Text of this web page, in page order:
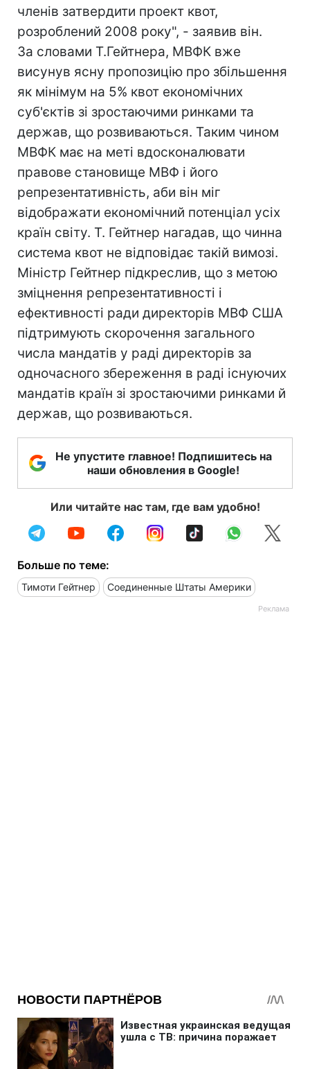
членів затвердити проект квот,
розроблений 2008 року", - заявив він.
За словами Т.Гейтнера, МВФК вже
висунув ясну пропозицію про збільшення
як мінімум на 5% квот економічних
суб'єктів зі зростаючими ринками та
держав, що розвиваються. Таким чином
МВФК має на меті вдосконалювати
правове становище МВФ і його
репрезентативність, аби він міг
відображати економічний потенціал усіх
країн світу. Т. Гейтнер нагадав, що чинна
система квот не відповідає такій вимозі.
Міністр Гейтнер підкреслив, що з метою
зміцнення репрезентативності і
ефективності ради директорів МВФ США
підтримують скорочення загального
числа мандатів у раді директорів за
одночасного збереження в раді існуючих
мандатів країн зі зростаючими ринками й
держав, що розвиваються.
Не упустите главное! Подпишитесь на
наши обновления в Google!
Или читайте нас там, где вам удобно!
Больше по теме:
Тимоти Гейтнер Соединенные Штаты Америки